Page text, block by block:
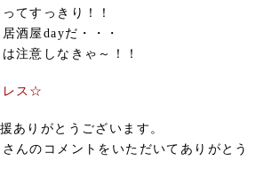
てすっきり！！
酒屋dayだ・・・
注意しなきゃ～！！
レス☆
ありがとうございます。
んのコメントをいただいてありがとう